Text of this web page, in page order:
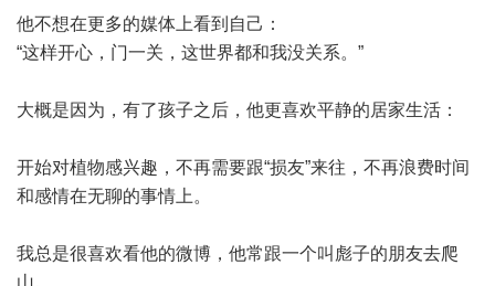
他不想在更多的媒体上看到自己：
“这样开心，门一关，这世界都和我没关系。”
大概是因为，有了孩子之后，他更喜欢平静的居家生活：
开始对植物感兴趣，不再需要跟“损友”来往，不再浪费时间
和感情在无聊的事情上。
我总是很喜欢看他的微博，他常跟一个叫彪子的朋友去爬
山。